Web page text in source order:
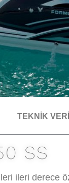
TEKNİK
SS
ileri derece